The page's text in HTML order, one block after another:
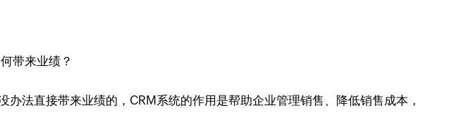
办法直接带来业绩的，CRM系统的作用是帮助企业管理销售、降低销售成本，